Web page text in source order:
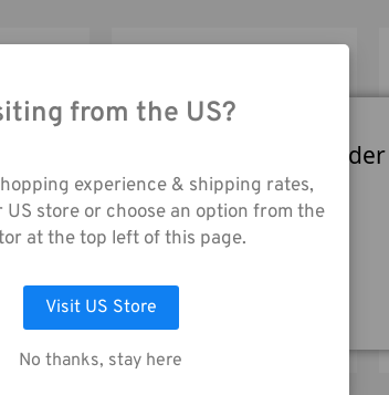
Schultertasche schwarz
unserer Website stimmen Sie der
unserer
zu.
ALLE COOKIES AKZEPTIEREN
from the US?
experience & shipping rates,
US store or choose an option from the
at the top left of this page.
Visit US Store
No thanks, stay here